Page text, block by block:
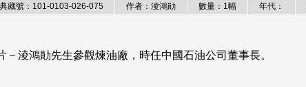
典藏號：101-0103-026-075 作者：淩鴻勛 數量：1幅 年代：
－淩鴻勛先生參觀煉油廠，時任中國石油公司董事長。